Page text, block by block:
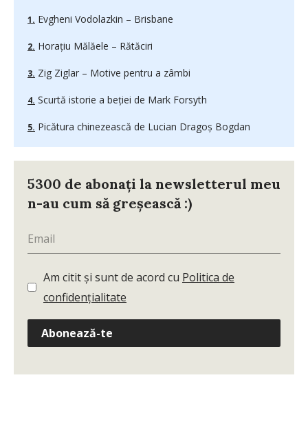
Evgheni Vodolazkin – Brisbane
Horațiu Mălăele – Rătăciri
Zig Ziglar – Motive pentru a zâmbi
Scurtă istorie a beției de Mark Forsyth
Picătura chinezească de Lucian Dragoş Bogdan
5300 de abonați la newsletterul meu
n-au cum să greșească :)
Am citit și sunt de acord cu Politica de
confidențialitate
Abonează-te